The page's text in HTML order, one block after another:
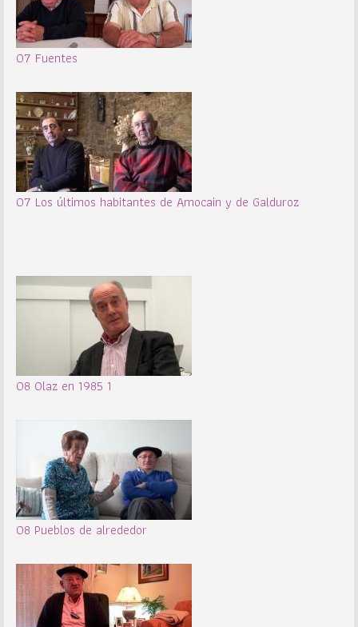
07 Fuentes
07 Los últimos habitantes de Amocain y de Galduroz
08 Olaz en 1985 1
08 Pueblos de alrededor